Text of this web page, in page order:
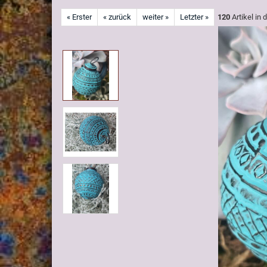
« Erster « zurück weiter » Letzter » 120 Artikel in